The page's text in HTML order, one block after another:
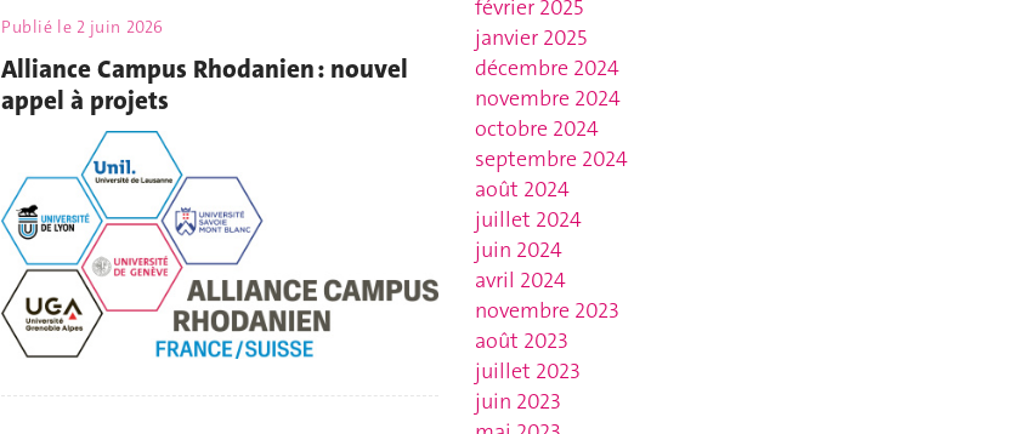
Publié le 2 juin 2026
Alliance Campus Rhodanien : nouvel
appel à projets
février 2025
janvier 2025
décembre 2024
novembre 2024
octobre 2024
septembre 2024
août 2024
juillet 2024
juin 2024
avril 2024
novembre 2023
août 2023
juillet 2023
juin 2023